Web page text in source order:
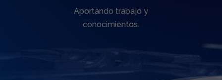
Aportando trabajo y
conocimientos.